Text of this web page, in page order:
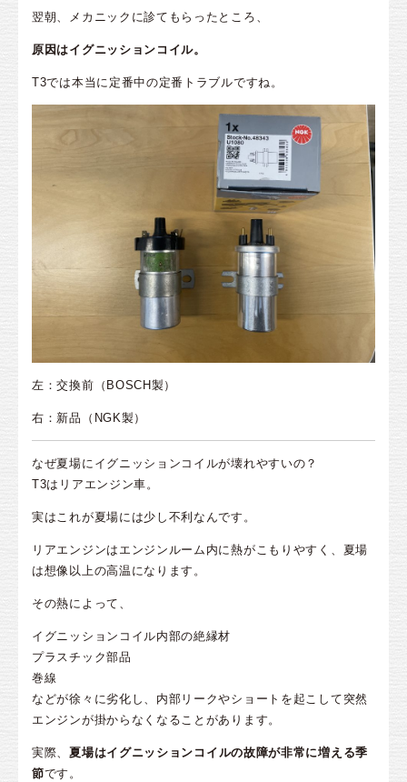
翌朝、メカニックに診てもらったところ、
原因はイグニッションコイル。
T3では本当に定番中の定番トラブルですね。
左：交換前（BOSCH製）
右：新品（NGK製）
なぜ夏場にイグニッションコイルが壊れやすいの？
T3はリアエンジン車。
実はこれが夏場には少し不利なんです。
リアエンジンはエンジンルーム内に熱がこもりやすく、夏場
は想像以上の高温になります。
その熱によって、
イグニッションコイル内部の絶縁材
プラスチック部品
巻線
などが徐々に劣化し、内部リークやショートを起こして突然
エンジンが掛からなくなることがあります。
実際、夏場はイグニッションコイルの故障が非常に増える季
節です。